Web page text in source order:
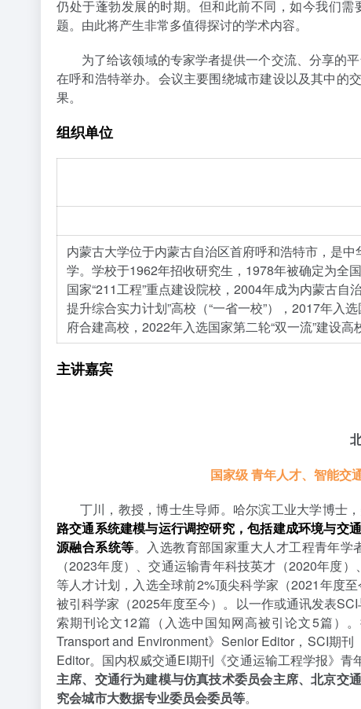
仍处于蓬勃发展的时期。但和此前不同，如今我们
题。由此将产生非常多值得探讨的学术内容。
为了给该领域的专家学者提供一个交流、分享的
在呼和浩特举办。会议主要围绕城市建设以及其中的
果。
组织单位
内蒙古大学位于内蒙古自治区首府呼和浩特市，是
学。学校于1962年招收研究生，1978年被确定为全
国家“211工程”重点建设院校，2004年成为内蒙古自
提升综合实力计划”高校（“一省一校”），2017年入
府合建高校，2022年入选国家第二轮“双一流”建设高
主讲嘉宾
国家级 青年人才、智能交
丁川，教授，博士生导师。哈尔滨工业大学博士，
路交通系统建模与运行调控研究，包括建成环境与交
源融合系统等。入选教育部国家重大人才工程青年
（2023年度）、交通运输青年科技英才（2020年度
等人才计划，入选全球前2%顶尖科学家（2021年度
被引科学家（2025年度至今）。以一作或通讯发表
索期刊论文12篇（入选中国知网高被引论文5篇）
Transport and Environment》Senior Editor，SCI期
Editor。国内权威交通EI期刊《交通运输工程学报》青
主席、交通行为建模与仿真技术委员会主席、北京交
究会城市大数据专业委员会委员等。